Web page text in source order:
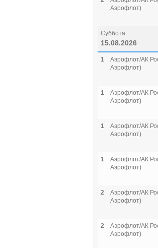
Аэрофлот)
Суббота
15.08.2026
1
Аэрофлот/АК
Аэрофлот)
1
Аэрофлот/АК
Аэрофлот)
1
Аэрофлот/АК
Аэрофлот)
1
Аэрофлот/АК
Аэрофлот)
2
Аэрофлот/АК
Аэрофлот)
2
Аэрофлот/АК
Аэрофлот)